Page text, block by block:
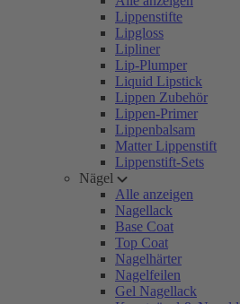
Lippenstifte
Lipgloss
Lipliner
Lip-Plumper
Liquid Lipstick
Lippen Zubehör
Lippen-Primer
Lippenbalsam
Matter Lippenstift
Lippenstift-Sets
Nägel
Alle anzeigen
Nagellack
Base Coat
Top Coat
Nagelhärter
Nagelfeilen
Gel Nagellack